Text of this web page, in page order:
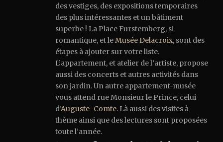
des vestiges, des expositions temporaires
des plus intéressantes et un bâtiment
superbe ! La Place Furstemberg, si
romantique, et leMusée Delacroix, sont des
étapes à ajouter sur votre liste.
L’appartement, et atelier de l’artiste, propose
aussi des concerts et autres activités dans
son jardin. Un autre appartement-musée
vous attend rue Monsieur le Prince, celui
d’Auguste-Comte. Là aussi des visites à
thème ainsi que des lectures sont proposées
toute l’année.